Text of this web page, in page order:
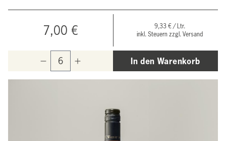
7,00 €
9,33 € / Ltr.
inkl. Steuern zzgl. Versand
In den Warenkorb